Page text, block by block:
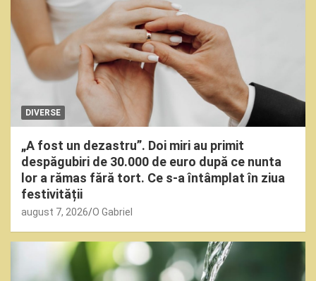
DIVERSE
„A fost un dezastru”. Doi miri au primit
despăgubiri de 30.000 de euro după ce nunta
lor a rămas fără tort. Ce s-a întâmplat în ziua
festivității
august 7, 2026 O Gabriel